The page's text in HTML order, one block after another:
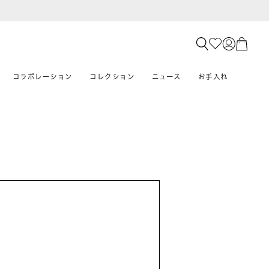
コラボレーション コレクション ニュース お手入れ